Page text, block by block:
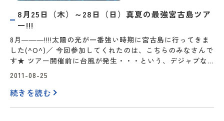
8月25日（木）～28日（日）真夏の最強宮古島ツア
ー!!!
8月―――!!!!太陽の光が一番強い時期に宮古島に行ってきま
した(^O^)／ 今回参加してくれたのは、こちらのみなさんで
す★ ツアー開催前に台風が発生・・・という、デジャブな
体験をしそうでしたが、今回の台風はとってものんびりさん
日から『魔王の宮殿』に『通り池』。 2日目には『アントニ
2011-08-25
続きを読む